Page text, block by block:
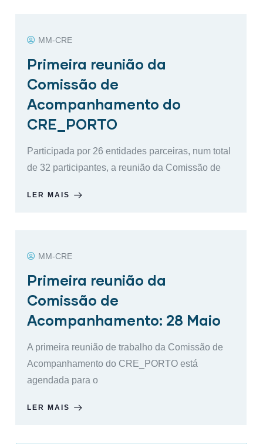
MM-CRE
Primeira reunião da
Comissão de
Acompanhamento do
CRE_PORTO
Participada por 26 entidades parceiras, num total
de 32 participantes, a reunião da Comissão de
LER MAIS
MM-CRE
Primeira reunião da
Comissão de
Acompanhamento: 28 Maio
A primeira reunião de trabalho da Comissão de
Acompanhamento do CRE_PORTO está
agendada para o
LER MAIS